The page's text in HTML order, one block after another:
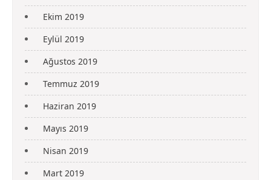
Ekim 2019
Eylül 2019
Ağustos 2019
Temmuz 2019
Haziran 2019
Mayıs 2019
Nisan 2019
Mart 2019